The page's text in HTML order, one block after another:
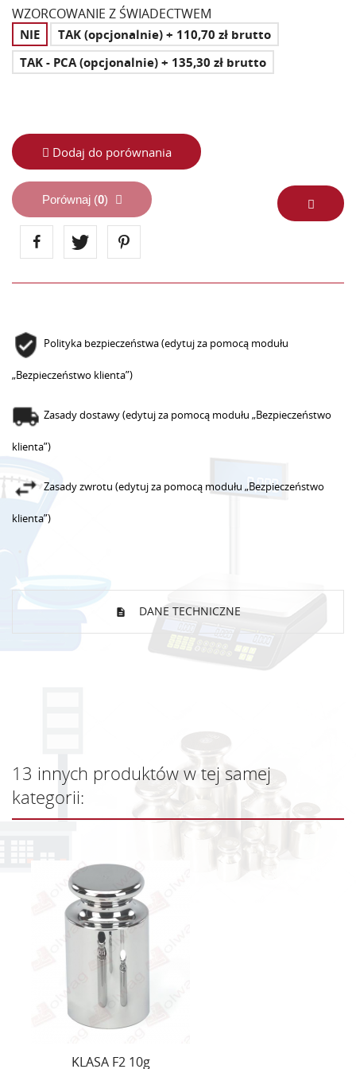
WZORCOWANIE Z ŚWIADECTWEM
NIE
TAK (opcjonalnie) + 110,70 zł brutto
TAK - PCA (opcjonalnie) + 135,30 zł brutto
Dodaj do porównania
Porównaj (0)
Polityka bezpieczeństwa (edytuj za pomocą modułu
„Bezpieczeństwo klienta”)
Zasady dostawy (edytuj za pomocą modułu „Bezpieczeństwo
klienta”)
Zasady zwrotu (edytuj za pomocą modułu „Bezpieczeństwo
klienta”)
DANE TECHNICZNE
13 innych produktów w tej samej
kategorii:
KLASA F2 10g